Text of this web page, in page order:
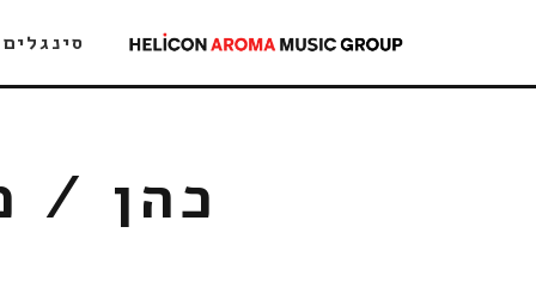
סינגלים
כהן /